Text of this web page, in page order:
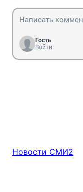
Гость
Войти
Новости СМИ2